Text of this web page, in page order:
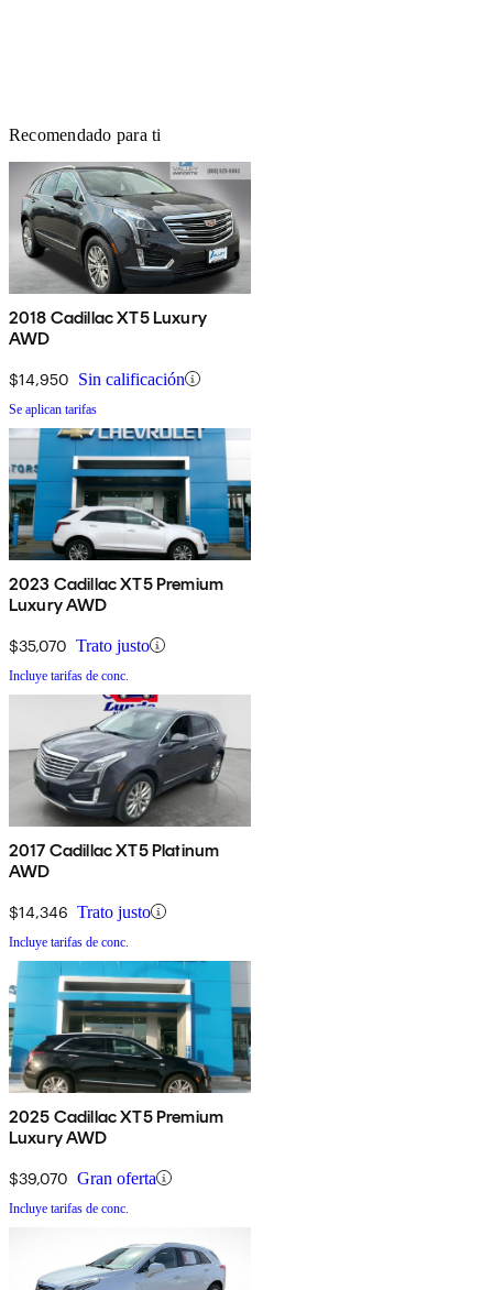
Recomendado para ti
2018 Cadillac XT5 Luxury
AWD
$14,950 Sin calificación
Se aplican tarifas
2023 Cadillac XT5 Premium
Luxury AWD
$35,070 Trato justo
Incluye tarifas de conc.
2017 Cadillac XT5 Platinum
AWD
$14,346 Trato justo
Incluye tarifas de conc.
2025 Cadillac XT5 Premium
Luxury AWD
$39,070 Gran oferta
Incluye tarifas de conc.